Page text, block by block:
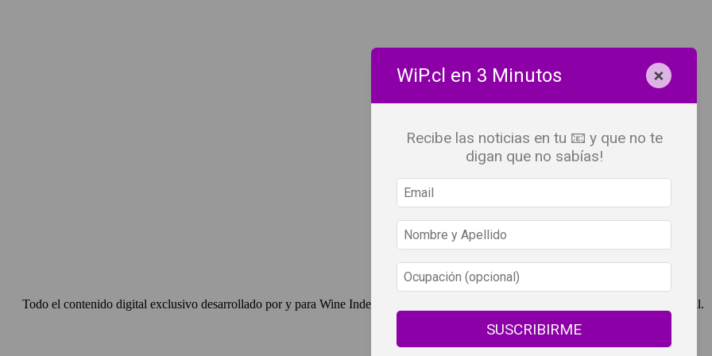
Todo el contenido digital exclusivo desarrollado por y para Wine Independent Press Chile, cuenta con derechos de propiedad intelectual.
WiP.cl en 3 Minutos ×
Recibe las noticias en tu 📧 y que no te
digan que no sabías!
SUSCRIBIRME